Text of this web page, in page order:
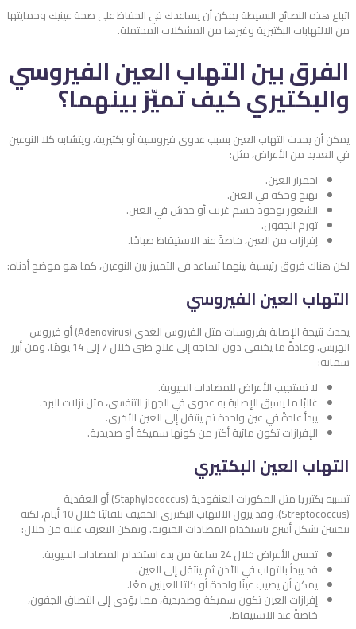
اتباع هذه النصائح البسيطة يمكن أن يساعدك في الحفاظ على صحة عينيك وحمايتها
من الالتهابات البكتيرية وغيرها من المشكلات المحتملة.
الفرق بين التهاب العين الفيروسي
والبكتيري كيف تميّز بينهما؟
يمكن أن يحدث التهاب العين بسبب عدوى فيروسية أو بكتيرية، ويتشابه كلا النوعين
في العديد من الأعراض، مثل:
احمرار العين.
تهيج وحكة في العين.
الشعور بوجود جسم غريب أو خدش في العين.
تورم الجفون.
إفرازات من العين، خاصةً عند الاستيقاظ صباحًا.
لكن هناك فروق رئيسية بينهما تساعد في التمييز بين النوعين، كما هو موضح أدناه:
التهاب العين الفيروسي
يحدث نتيجة الإصابة بفيروسات مثل الفيروس الغدي (Adenovirus) أو فيروس
الهربس. وعادةً ما يختفي دون الحاجة إلى علاج طبي خلال 7 إلى 14 يومًا. ومن أبرز
سماته:
لا تستجيب الأعراض للمضادات الحيوية.
غالبًا ما يسبق الإصابة به عدوى في الجهاز التنفسي، مثل نزلات البرد.
يبدأ عادةً في عين واحدة ثم ينتقل إلى العين الأخرى.
الإفرازات تكون مائية أكثر من كونها سميكة أو صديدية.
التهاب العين البكتيري
تسببه بكتيريا مثل المكورات العنقودية (Staphylococcus) أو العقدية
(Streptococcus)، وقد يزول الالتهاب البكتيري الخفيف تلقائيًا خلال 10 أيام، لكنه
يتحسن بشكل أسرع باستخدام المضادات الحيوية. ويمكن التعرف عليه من خلال:
تحسن الأعراض خلال 24 ساعة من بدء استخدام المضادات الحيوية.
قد يبدأ بالتهاب في الأذن ثم ينتقل إلى العين.
يمكن أن يصيب عينًا واحدة أو كلتا العينين معًا.
إفرازات العين تكون سميكة وصديدية، مما يؤدي إلى التصاق الجفون،
خاصةً عند الاستيقاظ.